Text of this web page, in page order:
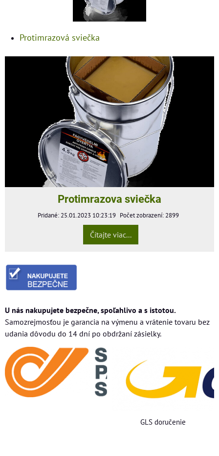
Protimrazová sviečka
Protimrazova sviečka
Pridané: 25.01.2023 10:23:19 Počet zobrazení: 2899
Čítajte viac...
U nás nakupujete bezpečne, spoľahlivo a s istotou.
Samozrejmosťou je garancia na výmenu a vrátenie tovaru bez
udania dôvodu do 14 dní po obdržaní zásielky.
GLS doručenie